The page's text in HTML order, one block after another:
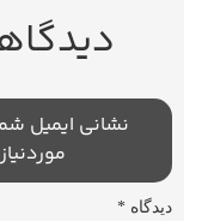
نشانی ایمیل
دیدگاه*